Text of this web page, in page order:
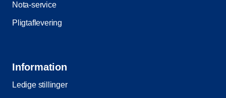
Nota-service
Pligtaflevering
Information
Ledige stillinger